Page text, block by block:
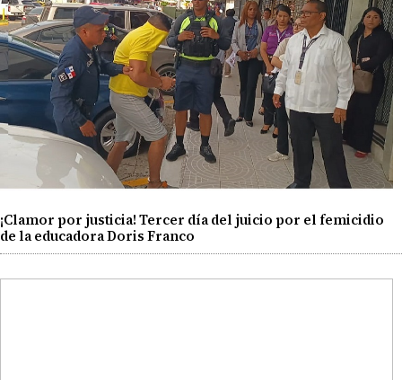
¡Clamor por justicia! Tercer día del juicio por el femicidio
de la educadora Doris Franco